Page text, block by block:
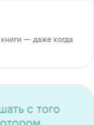
— даже когда